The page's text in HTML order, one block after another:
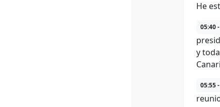
He
05:40
y
05:55